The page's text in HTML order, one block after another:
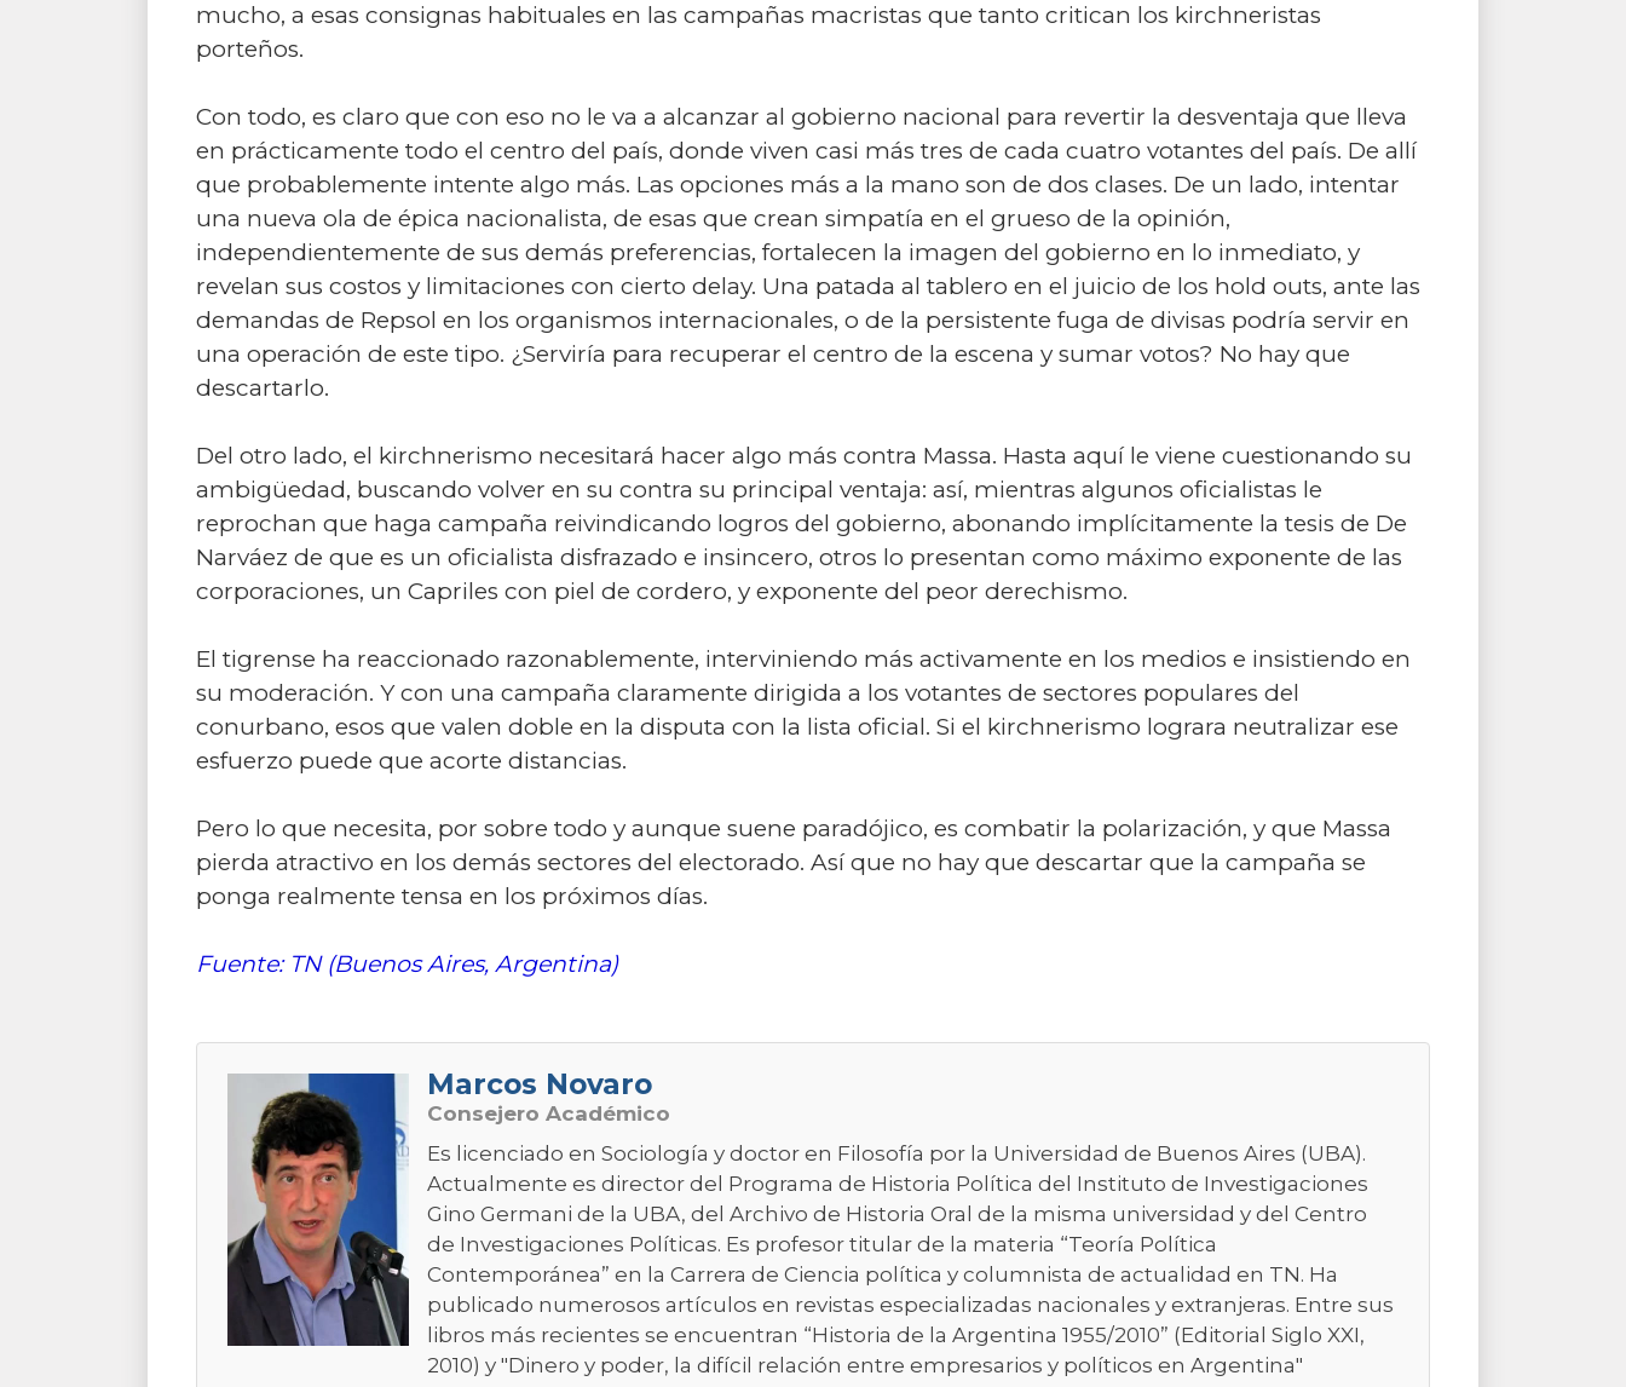
mucho, a esas consignas habituales en las campañas macristas que tanto critican los kirchneristas
porteños.
Con todo, es claro que con eso no le va a alcanzar al gobierno nacional para revertir la desventaja que lleva
en prácticamente todo el centro del país, donde viven casi más tres de cada cuatro votantes del país. De allí
que probablemente intente algo más. Las opciones más a la mano son de dos clases. De un lado, intentar
una nueva ola de épica nacionalista, de esas que crean simpatía en el grueso de la opinión,
independientemente de sus demás preferencias, fortalecen la imagen del gobierno en lo inmediato, y
revelan sus costos y limitaciones con cierto delay. Una patada al tablero en el juicio de los hold outs, ante las
demandas de Repsol en los organismos internacionales, o de la persistente fuga de divisas podría servir en
una operación de este tipo. ¿Serviría para recuperar el centro de la escena y sumar votos? No hay que
descartarlo.
Del otro lado, el kirchnerismo necesitará hacer algo más contra Massa. Hasta aquí le viene cuestionando su
ambigüedad, buscando volver en su contra su principal ventaja: así, mientras algunos oficialistas le
reprochan que haga campaña reivindicando logros del gobierno, abonando implícitamente la tesis de De
Narváez de que es un oficialista disfrazado e insincero, otros lo presentan como máximo exponente de las
corporaciones, un Capriles con piel de cordero, y exponente del peor derechismo.
El tigrense ha reaccionado razonablemente, interviniendo más activamente en los medios e insistiendo en
su moderación. Y con una campaña claramente dirigida a los votantes de sectores populares del
conurbano, esos que valen doble en la disputa con la lista oficial. Si el kirchnerismo lograra neutralizar ese
esfuerzo puede que acorte distancias.
Pero lo que necesita, por sobre todo y aunque suene paradójico, es combatir la polarización, y que Massa
pierda atractivo en los demás sectores del electorado. Así que no hay que descartar que la campaña se
ponga realmente tensa en los próximos días.
Fuente: TN (Buenos Aires, Argentina)
Marcos Novaro
Consejero Académico
Es licenciado en Sociología y doctor en Filosofía por la Universidad de Buenos Aires (UBA).
Actualmente es director del Programa de Historia Política del Instituto de Investigaciones
Gino Germani de la UBA, del Archivo de Historia Oral de la misma universidad y del Centro
de Investigaciones Políticas. Es profesor titular de la materia “Teoría Política
Contemporánea” en la Carrera de Ciencia política y columnista de actualidad en TN. Ha
publicado numerosos artículos en revistas especializadas nacionales y extranjeras. Entre sus
libros más recientes se encuentran “Historia de la Argentina 1955/2010” (Editorial Siglo XXI,
2010) y "Dinero y poder, la difícil relación entre empresarios y políticos en Argentina"